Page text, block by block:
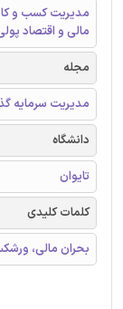
مدیریت کسب و
مالی و اقتصاد
مجله
مدیریت سرمایه
دانشگاه
تایوان
کلمات کلیدی
بحران مالی،